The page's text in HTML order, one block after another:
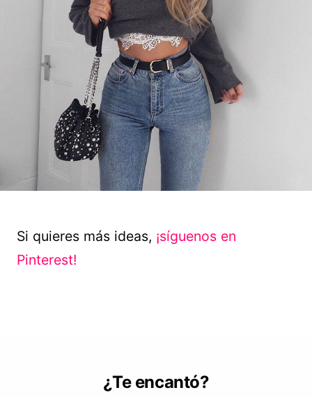
Si quieres más ideas, ¡síguenos en
Pinterest!
¿Te encantó?